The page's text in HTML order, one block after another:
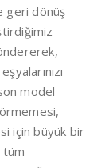
geri dönüş
model
için büyük bir